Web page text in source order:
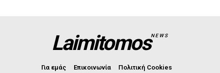
LaimitomosNEWS
Για εμάς Επικοινωνία
Πολιτική Cookies